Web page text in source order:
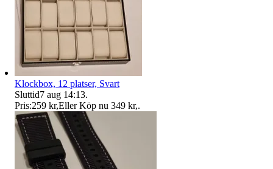
Klockbox, 12 platser, Svart
Sluttid7 aug 14:13.
Pris:259 kr,Eller Köp nu 349 kr,.